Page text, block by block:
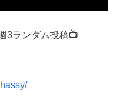
3ランダム投稿📺